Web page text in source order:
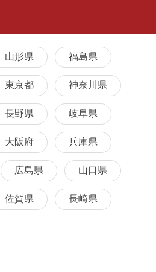
山形県 福島県
東京都 神奈川県
長野県 岐阜県
大阪府 兵庫県
広島県 山口県
佐賀県 長崎県